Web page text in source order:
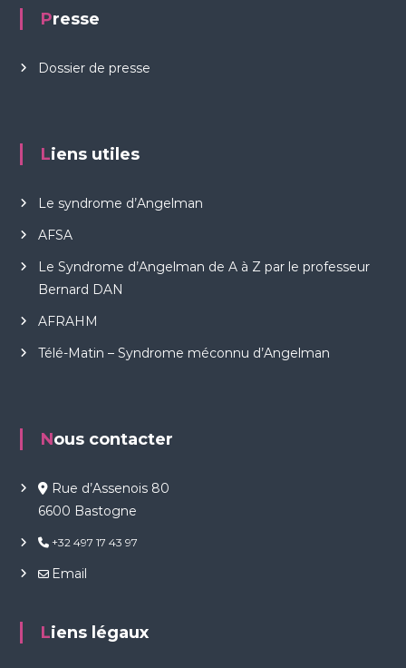
Presse
Dossier de presse
Liens utiles
Le syndrome d’Angelman
AFSA
Le Syndrome d’Angelman de A à Z par le professeur
Bernard DAN
AFRAHM
Télé-Matin – Syndrome méconnu d’Angelman
Nous contacter
Rue d’Assenois 80
6600 Bastogne
+32 497 17 43 97
Email
Liens légaux